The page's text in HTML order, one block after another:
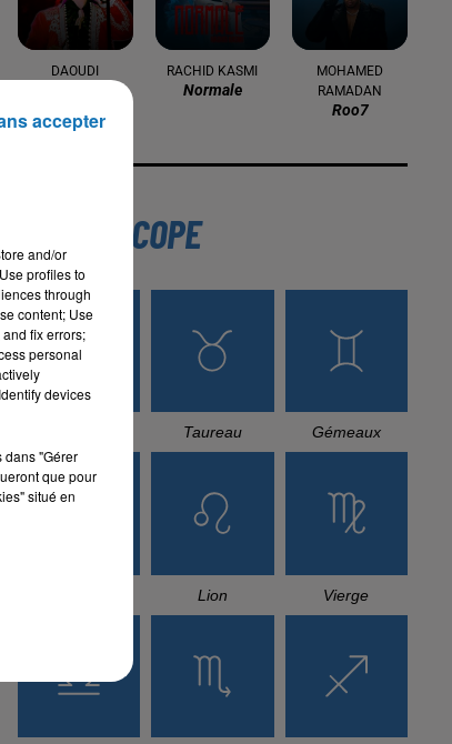
DAOUDI RACHID KASMI
Normale
MOHAMED
RAMADAN
Roo7
L'HOROSCOPE
Taureau Gémeaux
Lion Vierge
and/or
profiles to
through
content; Use
fix errors;
personal
devices
dans "Gérer
que pour
situé en
accepter